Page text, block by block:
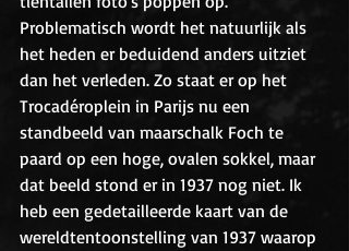
Problematisch wordt het natuurlijk als
het heden er beduidend anders uitziet
dan het verleden. Zo staat er op het
Trocadéroplein in Parijs nu een
standbeeld van maarschalk Foch te
paard op een hoge, ovalen sokkel, maar
dat beeld stond er in 1937 nog niet. Ik
heb een gedetailleerde kaart van de
wereldtentoonstelling van 1937 waarop